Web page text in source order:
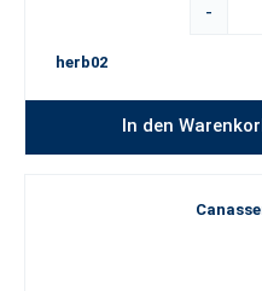
-
herb02
In den